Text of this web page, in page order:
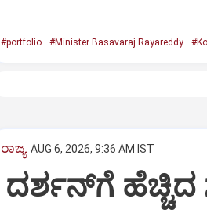
#portfolio #Minister Basavaraj Rayareddy
ರಾಜ್ಯ AUG 6, 2026, 9:36 AM IST
ದರ್ಶನ್‌ಗೆ ಹೆಚ್ಚಿದ